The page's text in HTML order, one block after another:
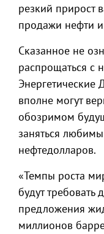
резкий прирост
продажи нефти
Сказанное не
распрощаться с
Энергетические
вполне могут
обозримом
заняться
нефтедолларов.
«Темпы роста
будут требовать
предложения
миллионов